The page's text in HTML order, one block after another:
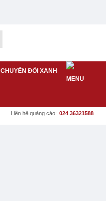
CHUYỂN ĐỔI XANH
Liên hệ quảng cáo: 024 36321588